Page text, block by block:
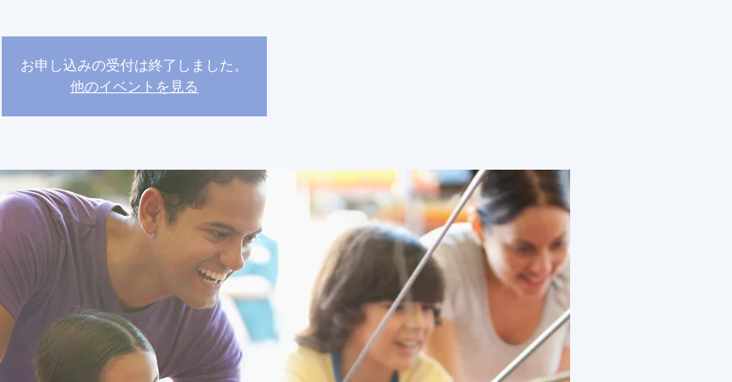
お申し込みの受付は終了しました。
他のイベントを見る